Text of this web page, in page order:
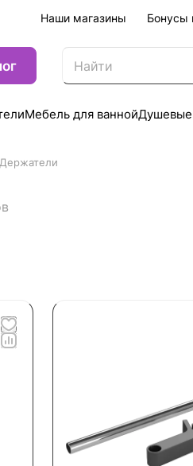
Наши магазины Бонусы
Мебель для ваннойДушевые
Держатели